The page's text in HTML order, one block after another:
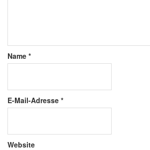
Name *
E-Mail-Adresse *
Website